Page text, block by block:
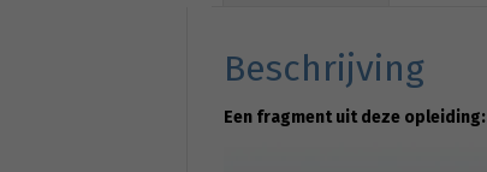
Beschrijving
Een fragment uit deze opleiding: